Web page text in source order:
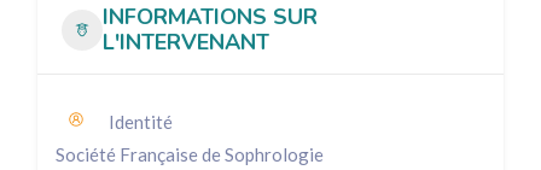
INFORMATIONS SUR
L'INTERVENANT
Identité
Société Française de Sophrologie